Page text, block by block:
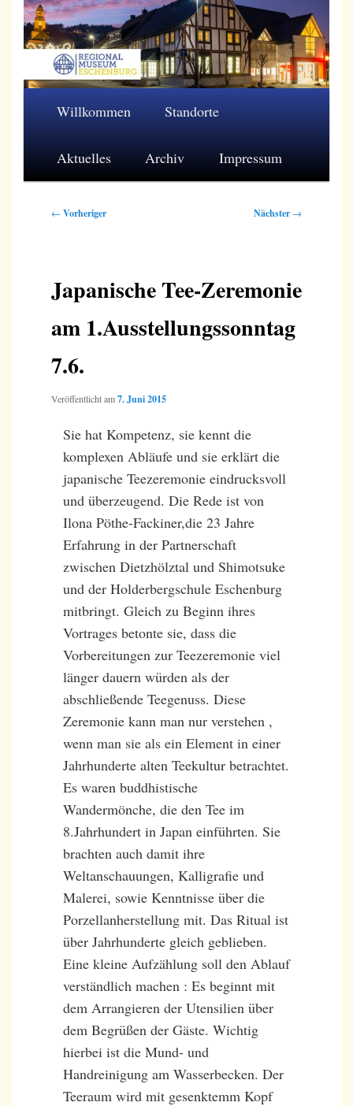
Zum
primären
Inhalt
Regionalmuseum Eschenburg e.V.
Willkommen Standorte
Aktuelles Archiv Impressum
Beitragsnavigation
← Vorheriger Nächster →
Japanische Tee-Zeremonie
am 1.Ausstellungssonntag
7.6.
Veröffentlicht am7. Juni 2015
Sie hat Kompetenz, sie kennt die
komplexen Abläufe und sie erklärt die
japanische Teezeremonie eindrucksvoll
und überzeugend. Die Rede ist von
Ilona Pöthe-Fackiner,die 23 Jahre
Erfahrung in der Partnerschaft
zwischen Dietzhölztal und Shimotsuke
und der Holderbergschule Eschenburg
mitbringt. Gleich zu Beginn ihres
Vortrages betonte sie, dass die
Vorbereitungen zur Teezeremonie viel
länger dauern würden als der
abschließende Teegenuss. Diese
Zeremonie kann man nur verstehen ,
wenn man sie als ein Element in einer
Jahrhunderte alten Teekultur betrachtet.
Es waren buddhistische
Wandermönche, die den Tee im
8.Jahrhundert in Japan einführten. Sie
brachten auch damit ihre
Weltanschauungen, Kalligrafie und
Malerei, sowie Kenntnisse über die
Porzellanherstellung mit. Das Ritual ist
über Jahrhunderte gleich geblieben.
Eine kleine Aufzählung soll den Ablauf
verständlich machen : Es beginnt mit
dem Arrangieren der Utensilien über
dem Begrüßen der Gäste. Wichtig
hierbei ist die Mund- und
Handreinigung am Wasserbecken. Der
Teeraum wird mit gesenktemm Kopf